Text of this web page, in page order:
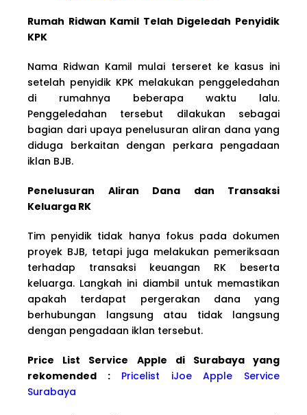
Rumah Ridwan Kamil Telah Digeledah Penyidik
KPK
Nama Ridwan Kamil mulai terseret ke kasus ini
setelah penyidik KPK melakukan penggeledahan
di rumahnya beberapa waktu lalu.
Penggeledahan tersebut dilakukan sebagai
bagian dari upaya penelusuran aliran dana yang
diduga berkaitan dengan perkara pengadaan
iklan BJB.
Penelusuran Aliran Dana dan Transaksi
Keluarga RK
Tim penyidik tidak hanya fokus pada dokumen
proyek BJB, tetapi juga melakukan pemeriksaan
terhadap transaksi keuangan RK beserta
keluarga. Langkah ini diambil untuk memastikan
apakah terdapat pergerakan dana yang
berhubungan langsung atau tidak langsung
dengan pengadaan iklan tersebut.
Price List Service Apple di Surabaya yang
rekomended :
Pricelist iJoe Apple Service
Surabaya